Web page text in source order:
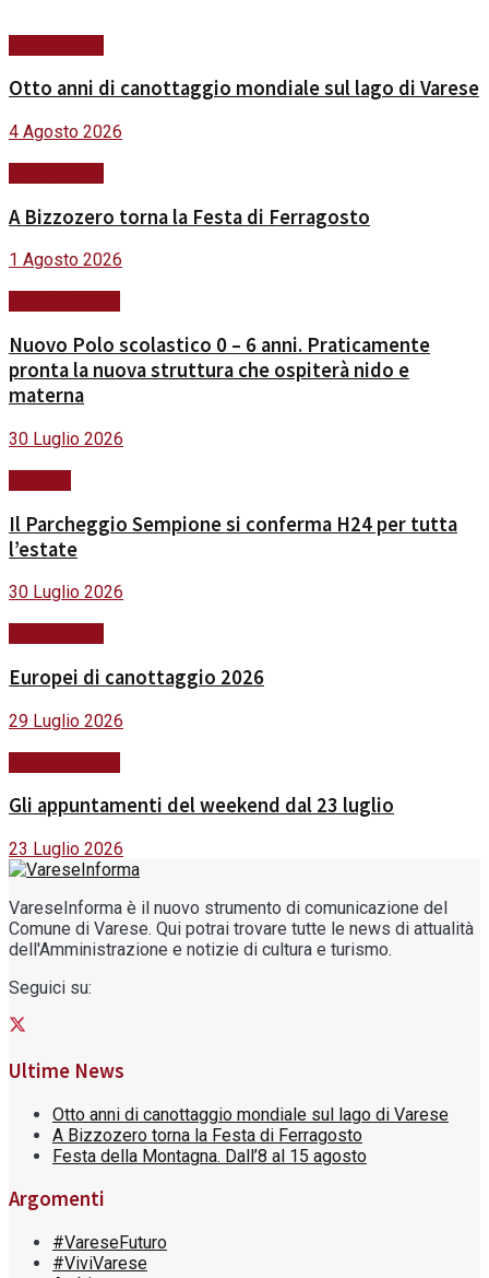
Otto anni di canottaggio mondiale sul lago di Varese
4 Agosto 2026
A Bizzozero torna la Festa di Ferragosto
1 Agosto 2026
Nuovo Polo scolastico 0 – 6 anni. Praticamente
pronta la nuova struttura che ospiterà nido e
materna
30 Luglio 2026
Il Parcheggio Sempione si conferma H24 per tutta
l’estate
30 Luglio 2026
Europei di canottaggio 2026
29 Luglio 2026
Gli appuntamenti del weekend dal 23 luglio
23 Luglio 2026
VareseInforma è il nuovo strumento di comunicazione del
Comune di Varese. Qui potrai trovare tutte le news di attualità
dell'Amministrazione e notizie di cultura e turismo.
Seguici su:
Ultime News
Otto anni di canottaggio mondiale sul lago di Varese
A Bizzozero torna la Festa di Ferragosto
Festa della Montagna. Dall’8 al 15 agosto
Argomenti
#VareseFuturo
#ViviVarese